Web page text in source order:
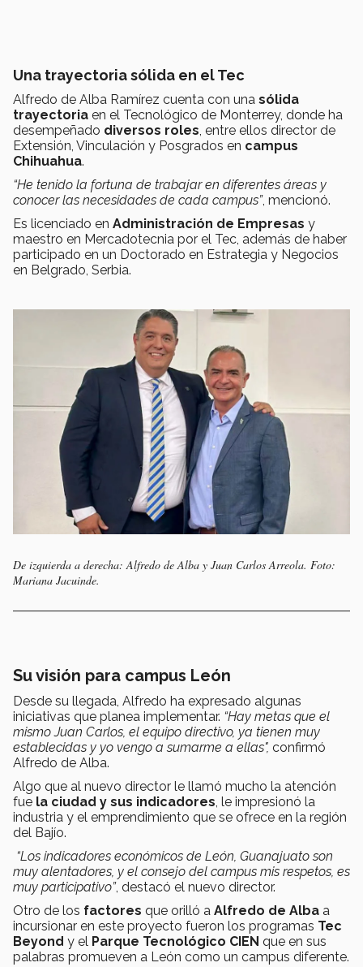
Una trayectoria sólida en el Tec
Alfredo de Alba Ramírez cuenta con una sólida
trayectoria en el Tecnológico de Monterrey, donde ha
desempeñado diversos roles , entre ellos director de
Extensión, Vinculación y Posgrados en campus
Chihuahua.
“He tenido la fortuna de trabajar en diferentes áreas y
conocer las necesidades de cada campus”, mencionó.
Es licenciado en Administración de Empresas y
maestro en Mercadotecnia por el Tec, además de haber
participado en un Doctorado en Estrategia y Negocios
en Belgrado, Serbia.
De izquierda a derecha: Alfredo de Alba y Juan Carlos Arreola. Foto:
Mariana Jacuinde.
Su visión para campus León
Desde su llegada, Alfredo ha expresado algunas
iniciativas que planea implementar. “Hay metas que el
mismo Juan Carlos, el equipo directivo, ya tienen muy
establecidas y yo vengo a sumarme a ellas", confirmó
Alfredo de Alba.
Algo que al nuevo director le llamó mucho la atención
fue la ciudad y sus indicadores, le impresionó la
industria y el emprendimiento que se ofrece en la región
del Bajío.
“Los indicadores económicos de León, Guanajuato son
muy alentadores, y el consejo del campus mis respetos, es
muy participativo”, destacó el nuevo director.
Otro de los factores que orilló a Alfredo de Alba a
incursionar en este proyecto fueron los programas Tec
Beyond y el Parque Tecnológico CIEN que en sus
palabras promueven a León como un campus diferente.